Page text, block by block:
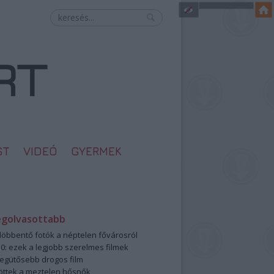
VIDEÓ GYERMEK
fotók a néptelen fővárosról
ezek a legjobb szerelmes filmek
drogos film
a meztelen hősnők